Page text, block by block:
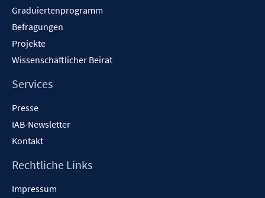
Graduiertenprogramm
Befragungen
Projekte
Wissenschaftlicher Beirat
Services
Presse
IAB-Newsletter
Kontakt
Rechtliche Links
Impressum